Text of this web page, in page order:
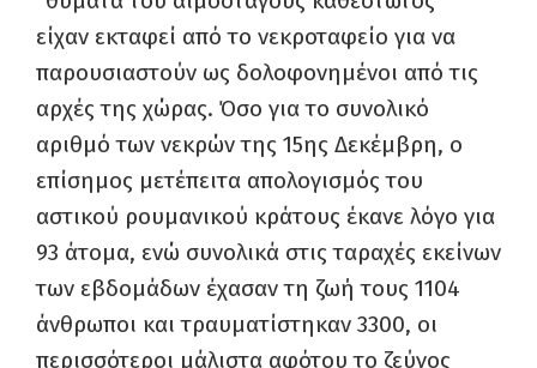
είχαν εκταφεί από το νεκροταφείο για να
παρουσιαστούν ως δολοφονημένοι από τις
αρχές της χώρας. Όσο για το συνολικό
αριθμό των νεκρών της 15ης Δεκέμβρη, ο
επίσημος μετέπειτα απολογισμός του
αστικού ρουμανικού κράτους έκανε λόγο για
93 άτομα, ενώ συνολικά στις ταραχές εκείνων
των εβδομάδων έχασαν τη ζωή τους 1104
άνθρωποι και τραυματίστηκαν 3300, οι
περισσότεροι μάλιστα αφότου το ζεύγος